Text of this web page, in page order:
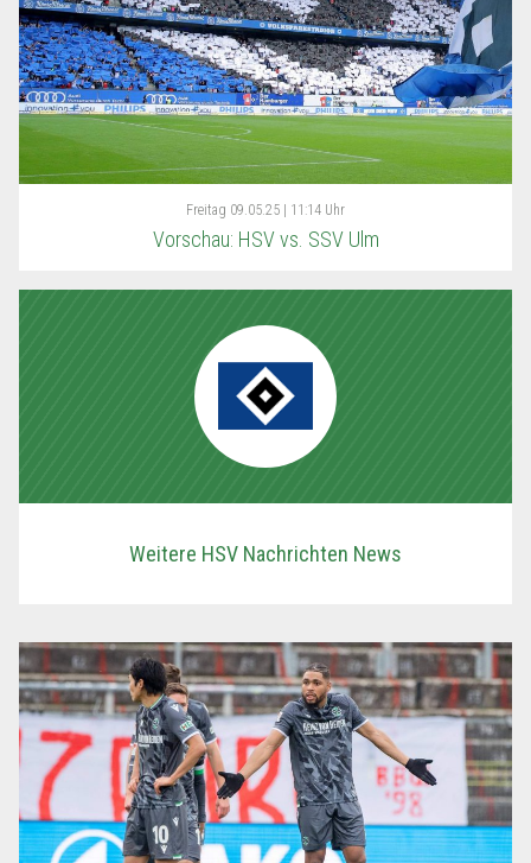
Freitag 09.05.25 | 11:14 Uhr
Vorschau: HSV vs. SSV Ulm
Weitere HSV Nachrichten News